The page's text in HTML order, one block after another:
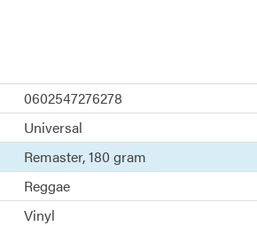
0602547276278
Universal
Remaster 180 gram
Reggae
Vinyl